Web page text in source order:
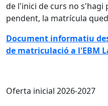
de l'inici de curs no s'hagi
pendent, la matrícula
Document informatiu
de matriculació a l'EBM
Oferta inicial 2026-2027